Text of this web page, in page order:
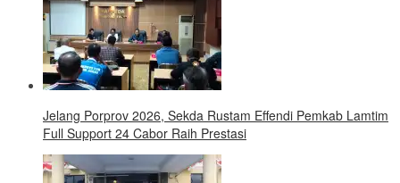
Jelang Porprov 2026, Sekda Rustam Effendi Pemkab Lamtim
Full Support 24 Cabor Raih Prestasi